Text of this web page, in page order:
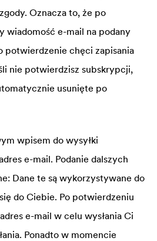
Oznacza to, że po
wiadomość e-mail na podany
potwierdzenie chęci zapisania
nie potwierdzisz subskrypcji,
usunięte po
wpisem do wysyłki
e-mail. Podanie dalszych
Dane te są wykorzystywane do
do Ciebie. Po potwierdzeniu
e-mail w celu wysłania Ci
Ponadto w momencie